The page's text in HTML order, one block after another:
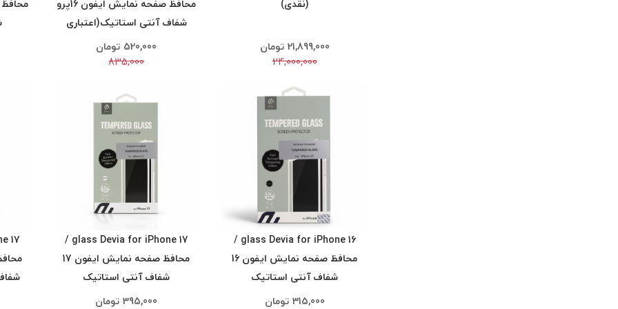
(نقدی)
21,899,000 تومان
24,000,000
محافظ صفحه نمایش ایفون 16پرو
شفاف آنتی استاتیک(اعتباری
اسنپ پی)
520,000 تومان
835,000
glass Devia for iPhone 16 /
محافظ صفحه نمایش ایفون 16
شفاف آنتی استاتیک
315,000 تومان
glass Devia for iPhone 17 /
محافظ صفحه نمایش ایفون 17
شفاف آنتی استاتیک
395,000 تومان